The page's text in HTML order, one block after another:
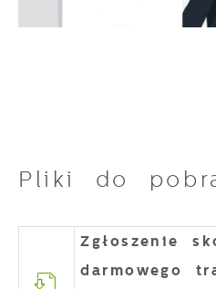
Pliki do
Zgłoszenie
darmowego